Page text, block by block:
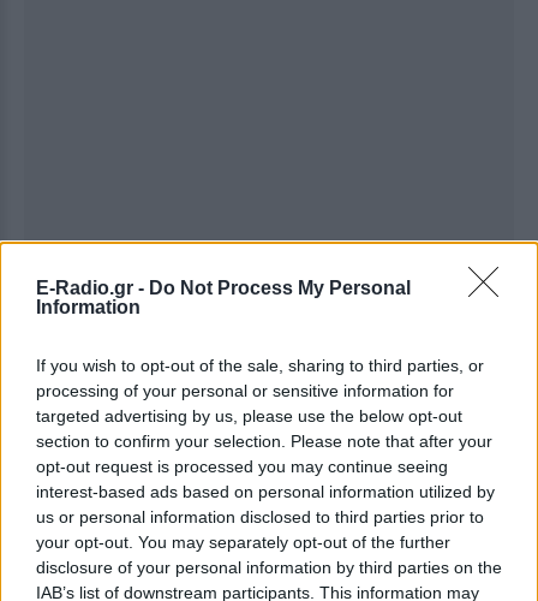
E-Radio.gr - Do Not Process My Personal
Information
If you wish to opt-out of the sale, sharing to third parties, or
processing of your personal or sensitive information for
targeted advertising by us, please use the below opt-out
section to confirm your selection. Please note that after your
opt-out request is processed you may continue seeing
interest-based ads based on personal information utilized by
us or personal information disclosed to third parties prior to
your opt-out. You may separately opt-out of the further
disclosure of your personal information by third parties on the
IAB’s list of downstream participants. This information may
Ακολουθήστε το E-Radio.gr στοGoogle News
και μάθετε πρώτοι
Εσύ μπήκες στο E-Daily.gr; Τα νέα της ημέρας
και ότι σου κάνει κλικ!
Ακολουθήστε το E-Radio.gr και στο Instagram
ΔΙΑΦΗΜΙΣΗ